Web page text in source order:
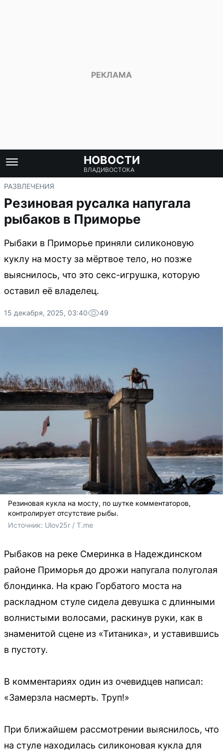
НОВОСТИ
ВЛАДИВОСТОКА
РАЗВЛЕЧЕНИЯ
Резиновая русалка напугала
рыбаков в Приморье
Рыбаки в Приморье приняли силиконовую
куклу на мосту за мёртвое тело, но позже
выяснилось, что это секс-игрушка, которую
оставил её владелец.
15 декабря, 2025, 03:40 49
Резиновая кукла на мосту, по шутке комментаторов,
контролирует отсутствие рыбы.
Источник: Ulov25r / T.me
Рыбаков на реке Смеринка в Надеждинском
районе Приморья до дрожи напугала полуголая
блондинка. На краю Горбатого моста на
раскладном стуле сидела девушка с длинными
волнистыми волосами, раскинув руки, как в
знаменитой сцене из «Титаника», и уставившись
в пустоту.
В комментариях один из очевидцев написал:
«Замерзла насмерть. Труп!»
При ближайшем рассмотрении выяснилось, что
на стуле находилась силиконовая кукла для